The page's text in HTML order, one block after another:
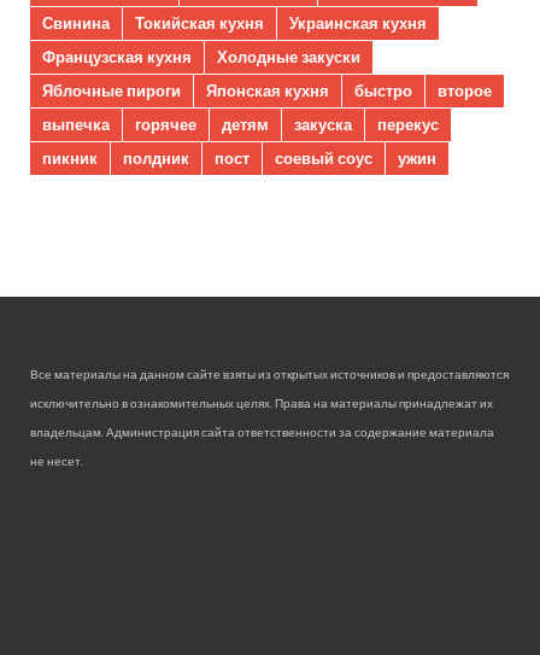
Свинина
Токийская кухня
Украинская кухня
Французская кухня
Холодные закуски
Яблочные пироги
Японская кухня быстро
второе
выпечка
горячее детям закуска
перекус
пикник
полдник пост соевый соус ужин
Все материалы на данном сайте взяты из открытых источников и предоставляются
исключительно в ознакомительных целях. Права на материалы принадлежат их
владельцам. Администрация сайта ответственности за содержание материала
не несет.